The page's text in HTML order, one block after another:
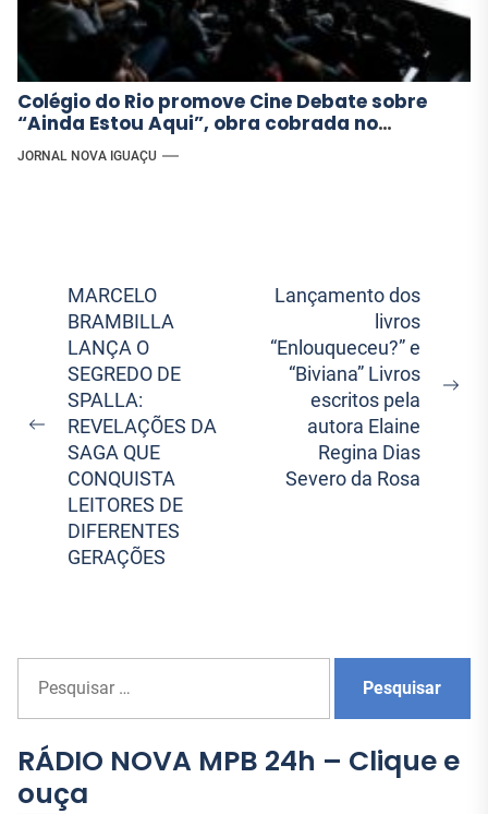
Colégio do Rio promove Cine Debate sobre
“Ainda Estou Aqui”, obra cobrada no
vestibular da UERJ
JORNAL NOVA IGUAÇU
Navegação
Post
Previous
post:
MARCELO
BRAMBILLA
LANÇA O
SEGREDO DE
SPALLA:
REVELAÇÕES DA
SAGA QUE
CONQUISTA
LEITORES DE
DIFERENTES
GERAÇÕES
Lançamento dos
livros
“Enlouqueceu?” e
“Biviana” Livros
escritos pela
autora Elaine
Regina Dias
Severo da Rosa
s
q
u
i
RÁDIO NOVA MPB 24h – Clique e
ouça